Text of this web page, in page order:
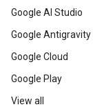
Google AI Studio
Google Antigravity
Google Cloud
Google Play
View all